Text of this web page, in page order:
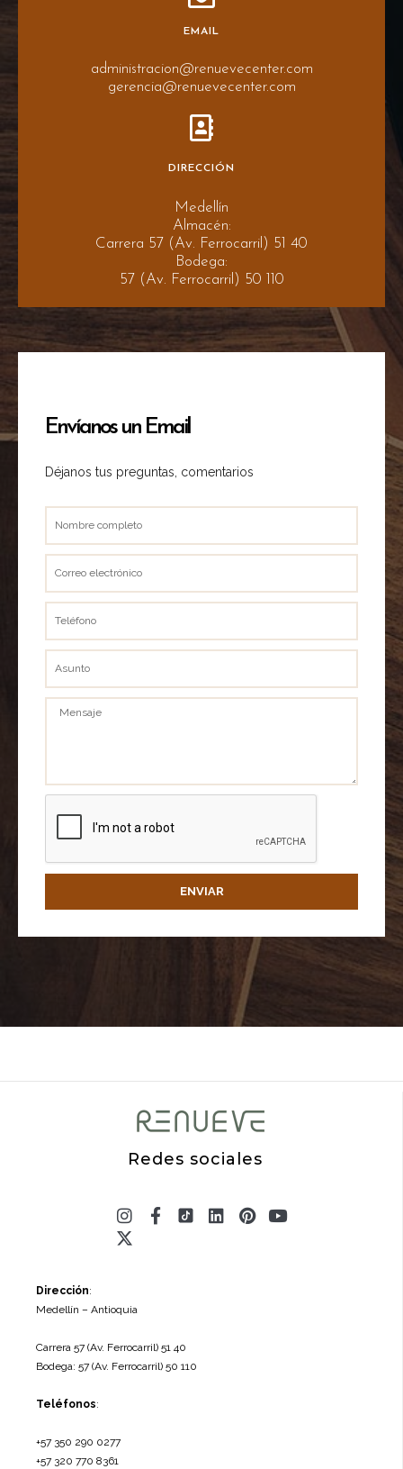
EMAIL
administracion@renuevecenter.com
gerencia@renuevecenter.com
DIRECCIÓN
Medellín
Almacén:
Carrera 57 (Av. Ferrocarril) 51 40
Bodega:
57 (Av. Ferrocarril) 50 110
Envíanos un Email
Déjanos tus preguntas, comentarios
Mensaje
ENVIAR
Redes sociales
Instagram
Facebook-
f
Linkedin
Pinterest
Youtube
X-
twitter
Dirección:
Medellín – Antioquia
Carrera 57 (Av. Ferrocarril) 51 40
Bodega: 57 (Av. Ferrocarril) 50 110
Teléfonos:
+57 350 290 0277
+57 320 770 8361